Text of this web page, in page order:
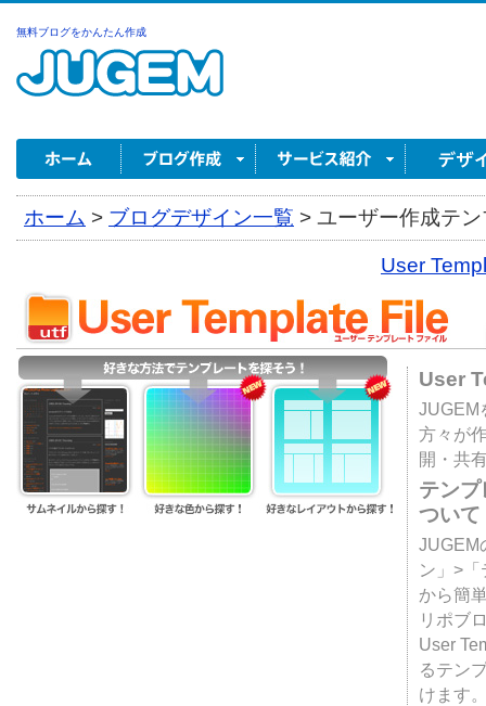
無料ブログをかんたん作成
ホーム > ブログデザイン一覧 > ユーザー作成テ
User
User
JUGEM
方々が
開・共
テン
ついて
JUGEM
ン」>
から簡
リポブ
User
るテン
けます